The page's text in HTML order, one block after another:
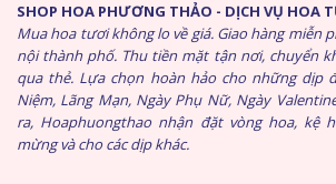
SHOP HOA PHƯƠNG THẢO - DỊCH VỤ HOA
Mua hoa tươi không lo về giá. Giao hàng miễn
nội thành phố. Thu tiền mặt tận nơi, chuyển
qua thẻ. Lựa chọn hoàn hảo cho những dịp
Niệm, Lãng Mạn, Ngày Phụ Nữ, Ngày
ra, Hoaphuongthao nhận đặt vòng hoa, kệ
mừng và cho các dịp khác.